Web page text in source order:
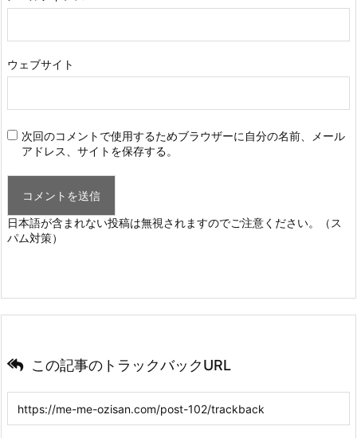
ウェブサイト
次回のコメントで使用するためブラウザーに自分の名前、メール
アドレス、サイトを保存する。
日本語が含まれない投稿は無視されますのでご注意ください。（ス
パム対策）
この記事のトラックバックURL